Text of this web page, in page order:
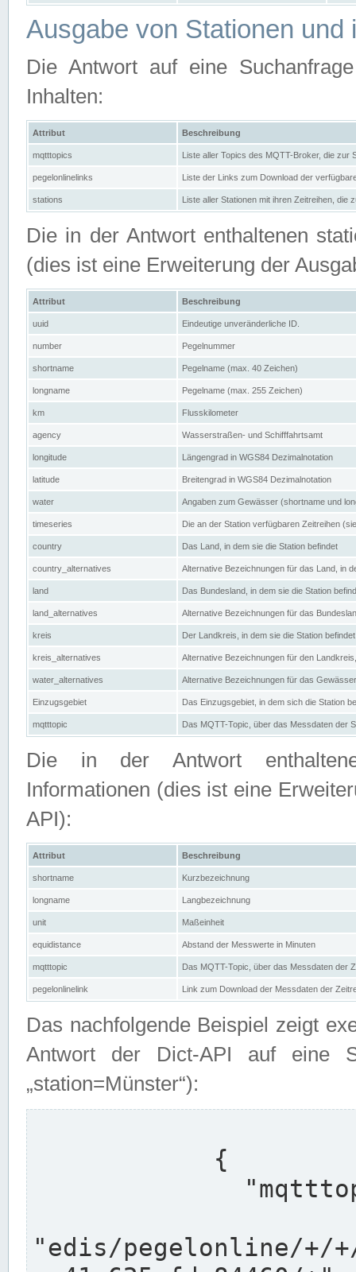
Ausgabe von Stationen und
Die Antwort auf eine
Inhalten:
Attribut Beschreibung
mqtttopics Liste aller Topics des MQTT-Broker, die zur
pegelonlinelinks Liste der Links zum Download der
stations Liste aller Stationen mit ihren Zeitreihen, die
Die in der Antwort enthaltenen
(dies ist eine Erweiterung der
Attribut Beschreibung
uuid Eindeutige unveränderliche ID.
number Pegelnummer
shortname Pegelname (max. 40 Zeichen)
longname Pegelname (max. 255 Zeichen)
km Flusskilometer
agency Wasserstraßen- und Schifffahrtsamt
longitude Längengrad in WGS84 Dezimalnotation
latitude Breitengrad in WGS84 Dezimalnotation
water Angaben zum Gewässer (shortname und
timeseries Die an der Station verfügbaren Zeitreihen
country Das Land, in dem sie die Station befindet
country_alternatives Alternative Bezeichnungen für das Land, in
land Das Bundesland, in dem sie die Station
land_alternatives Alternative Bezeichnungen für das
kreis Der Landkreis, in dem sie die Station befindet
kreis_alternatives Alternative Bezeichnungen für den
water_alternatives Alternative Bezeichnungen für das
Einzugsgebiet Das Einzugsgebiet, in dem sich die Station
mqtttopic Das MQTT-Topic, über das Messdaten der
Die in der Antwort
Informationen (dies ist eine
API):
Attribut Beschreibung
shortname Kurzbezeichnung
longname Langbezeichnung
unit Maßeinheit
equidistance Abstand der Messwerte in Minuten
mqtttopic Das MQTT-Topic, über das Messdaten der
pegelonlinelink Link zum Download der Messdaten der
Das nachfolgende Beispiel zeigt
Antwort der Dict-API auf eine
„station=Münster“):
"edis/pegelonline/+/